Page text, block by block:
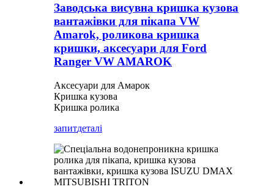
Заводська висувна кришка кузова
вантажівки для пікапа VW
Amarok, роликова кришка
кришки, аксесуари для Ford
Ranger VW AMAROK
Аксесуари для Амарок
Кришка кузова
Кришка ролика
запитдеталі